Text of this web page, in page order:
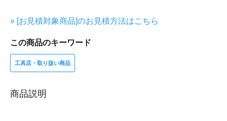
» [お見積対象商品]のお見積方法はこちら
この商品のキーワード
工具店・取り扱い商品
商品説明